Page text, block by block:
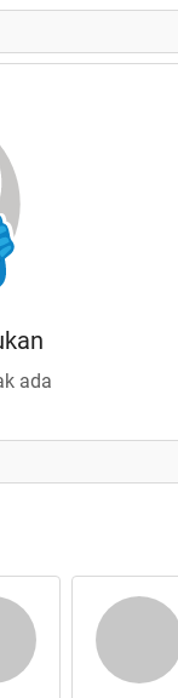
ada